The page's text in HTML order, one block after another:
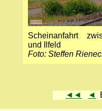
Scheinanfahrt
und Ilfeld
Foto: Steffen
◄◄ ◄